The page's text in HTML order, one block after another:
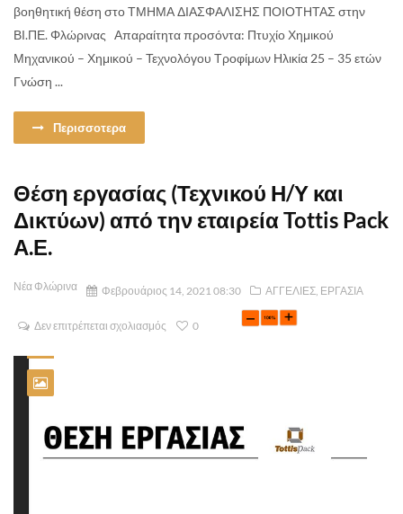
βοηθητική θέση στο ΤΜΗΜΑ ΔΙΑΣΦΑΛΙΣΗΣ ΠΟΙΟΤΗΤΑΣ στην
ΒΙ.ΠΕ. Φλώρινας Απαραίτητα προσόντα: Πτυχίο Χημικού
Μηχανικού – Χημικού – Τεχνολόγου Τροφίμων Ηλικία 25 – 35 ετών
Γνώση ...
Περισσοτερα
Θέση εργασίας (Τεχνικού Η/Υ και
Δικτύων) από την εταιρεία Tottis Pack
Α.Ε.
Νέα Φλώρινα Φεβρουάριος 14, 2021 08:30 ΑΓΓΕΛΙΕΣ ΕΡΓΑΣΙΑ
Δεν επιτρέπεται σχολιασμός 0